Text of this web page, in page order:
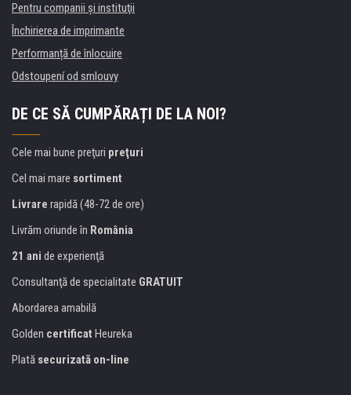
Pentru companii și instituţii
Închirierea de imprimante
Performanță de înlocuire
Odstoupení od smlouvy
DE CE SĂ CUMPĂRAȚI DE LA NOI?
Cele mai bune preţuri preţuri
Cel mai mare sortiment
Livrare rapidă (48-72 de ore)
Livrăm oriunde în România
21 ani de experienţă
Consultanţă de specialitate GRATUIT
Abordarea amabilă
Golden certificat Heureka
Plată securizată on-line